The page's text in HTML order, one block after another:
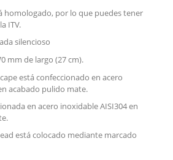
homologado, por lo que puedes tener
ITV.
silencioso
mm de largo (27 cm).
está confeccionado en acero
acabado pulido mate.
en acero inoxidable AISI304 en
está colocado mediante marcado